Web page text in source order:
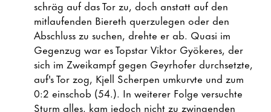
schräg auf das Tor zu, doch anstatt auf den
mitlaufenden Biereth querzulegen oder den
Abschluss zu suchen, drehte er ab. Quasi im
Gegenzug war es Topstar Viktor Gyökeres, der
sich im Zweikampf gegen Geyrhofer durchsetzte,
auf's Tor zog, Kjell Scherpen umkurvte und zum
0:2 einschob (54.). In weiterer Folge versuchte
Sturm alles, kam jedoch nicht zu zwingenden